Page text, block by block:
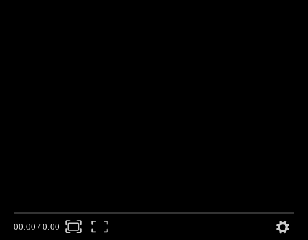
00:00 / 0:00